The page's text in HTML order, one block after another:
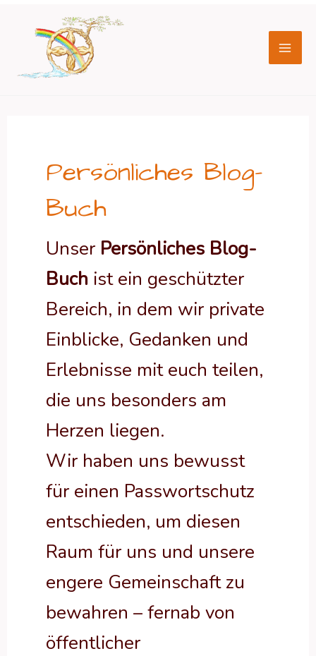
springen
Persönliches Blog-
Buch
Unser Persönliches Blog-
Buch ist ein geschützter
Bereich, in dem wir private
Einblicke, Gedanken und
Erlebnisse mit euch teilen,
die uns besonders am
Herzen liegen.
Wir haben uns bewusst
für einen Passwortschutz
entschieden, um diesen
Raum für uns und unsere
engere Gemeinschaft zu
bewahren – fernab von
öffentlicher
Beiträge